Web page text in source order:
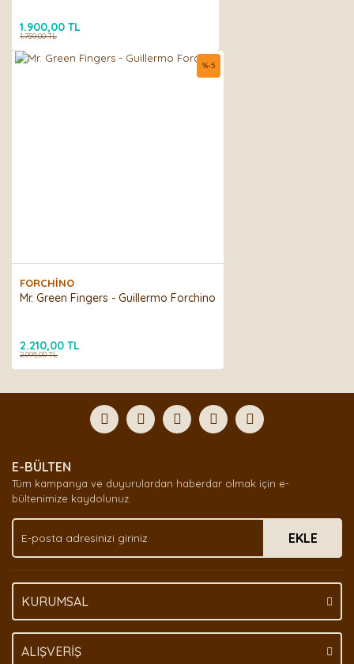
1.900,00 TL
1.759,00 TL
FORCHİNO
Mr. Green Fingers - Guillermo Forchino
%-5
2.210,00 TL
2.095,00 TL
E-BÜLTEN
Tüm kampanya ve duyurulardan haberdar olmak için e-
bültenimize kaydolunuz.
EKLE
KURUMSAL
ALIŞVERİŞ